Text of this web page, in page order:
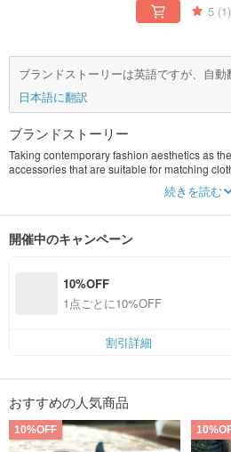
5 (1)
ブランドストーリーは英語ですが、自動
日本語に翻訳
ブランドストーリー
Taking contemporary fashion aesthetics as
accessories that are suitable for matching
fashionable and life-oriented jewelry
more sense of decorum into your outfit at any
続きを読む
開催中のキャンペーン
10%OFF
1点ごとに10%OFF
割引詳細
おすすめの人気商品
10%OFF